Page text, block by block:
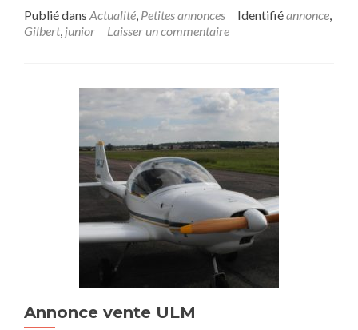
Publié dans Actualité, Petites annonces Identifiéannonce,
Gilbert, junior Laisser un commentaire
Annonce vente ULM